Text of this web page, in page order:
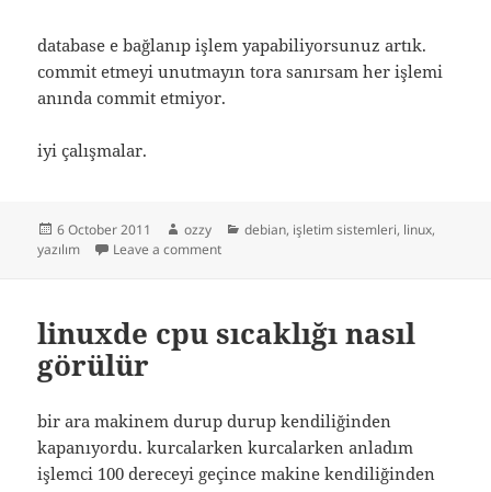
database e bağlanıp işlem yapabiliyorsunuz artık.
commit etmeyi unutmayın tora sanırsam her işlemi
anında commit etmiyor.
iyi çalışmalar.
Posted
on
6 October 2011 Author
ozzy Categories
debian, işletim sistemleri, linux,
yazılım
Leave a commenton ubuntu tora oracle kurmak
linuxde cpu sıcaklığı nasıl
görülür
bir ara makinem durup durup kendiliğinden
kapanıyordu. kurcalarken kurcalarken anladım
işlemci 100 dereceyi geçince makine kendiliğinden